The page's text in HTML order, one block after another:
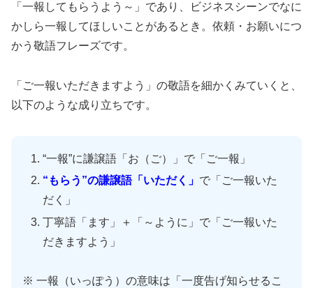
「一報してもらうよう～」であり、ビジネスシーンでなに
かしら一報してほしいことがあるとき。依頼・お願いにつ
かう敬語フレーズです。
「ご一報いただきますよう」の敬語を細かくみていくと、
以下のような成り立ちです。
“一報”に謙譲語「お（ご）」で「ご一報」
“もらう”の謙譲語「いただく」 で「ご一報いた
だく」
丁寧語「ます」＋「～ように」で「ご一報いた
だきますよう」
※ 一報（いっぽう）の意味は「一度告げ知らせるこ